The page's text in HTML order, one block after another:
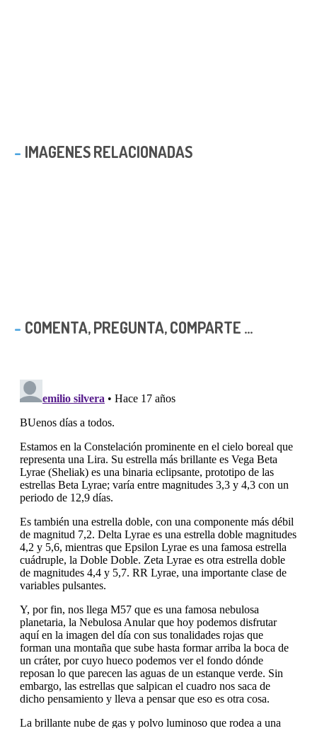
IMAGENES RELACIONADAS
COMENTA, PREGUNTA, COMPARTE ...